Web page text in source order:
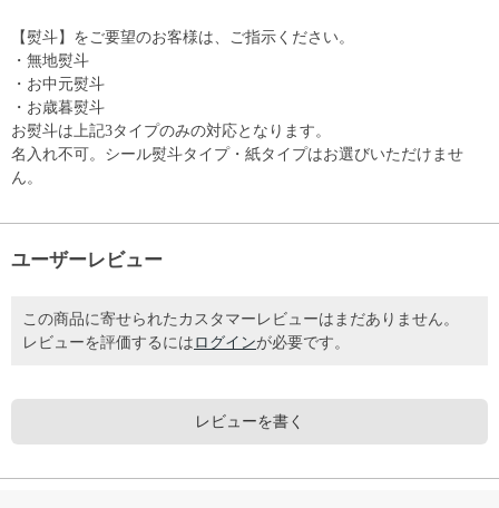
【熨斗】をご要望のお客様は、ご指示ください。
・無地熨斗
・お中元熨斗
・お歳暮熨斗
お熨斗は上記3タイプのみの対応となります。
名入れ不可。シール熨斗タイプ・紙タイプはお選びいただけませ
ん。
ユーザーレビュー
この商品に寄せられたカスタマーレビューはまだありません。
レビューを評価するには ログインが必要です。
レビューを書く